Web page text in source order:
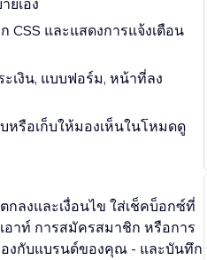
ยเอง
CSS และแสดงการแจ้งเตือน
เงิน, แบบฟอร์ม, หน้าที่ลง
หรือเก็บให้มองเห็นในโหมดดู
ลงและเงื่อนไข ใส่เช็คบ็อกซ์ที่
อาท์ การสมัครสมาชิก หรือการ
องกับแบรนด์ของคุณ - และบันทึก